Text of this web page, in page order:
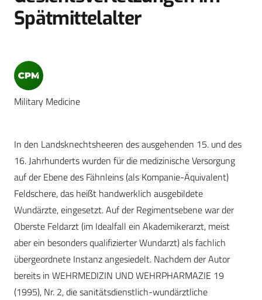
Spätmittelalter
Military Medicine
In den Landsknechtsheeren des ausgehenden 15. und des
16. Jahrhunderts wurden für die medizinische Versorgung
auf der Ebene des Fähnleins (als Kompanie-Äquivalent)
Feldschere, das heißt handwerklich ausgebildete
Wundärzte, eingesetzt. Auf der Regimentsebene war der
Oberste Feldarzt (im Idealfall ein Akademikerarzt, meist
aber ein besonders qualifizierter Wundarzt) als fachlich
übergeordnete Instanz angesiedelt. Nachdem der Autor
bereits in WEHRMEDIZIN UND WEHRPHARMAZIE 19
(1995), Nr. 2, die sanitätsdienstlich-wundärztliche